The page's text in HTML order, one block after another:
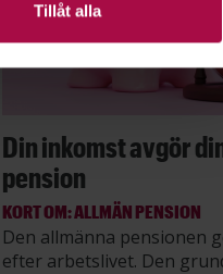
Tillåt alla
Din inkomst avgör
pension
KORT OM: ALLMÄN PENSION
Den allmänna pensionen
efter arbetslivet. Den